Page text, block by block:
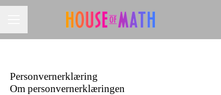
Personvernerklæring
Om personvernerklæringen